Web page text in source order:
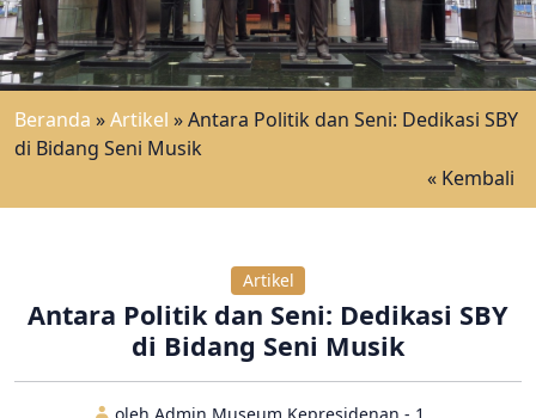
Beranda »Artikel »Antara Politik dan Seni: Dedikasi SBY
di Bidang Seni Musik
« Kembali
Artikel
Antara Politik dan Seni: Dedikasi SBY
di Bidang Seni Musik